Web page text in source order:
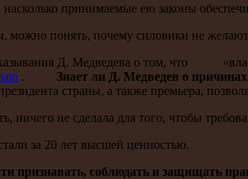
насколько принимаемые ею законы
можно понять, почему силовики не
Д. Медведева о том, что
. Знает ли Д. Медведев о
страны, а также премьера,
ничего не сделала для того, чтобы
за 20 лет высшей ценностью.
признавать, соблюдать и защищать